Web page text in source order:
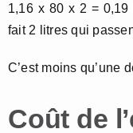
1,16 x 80 x 2 =
fait 2 litres qui
C’est moins qu’une
Coût de